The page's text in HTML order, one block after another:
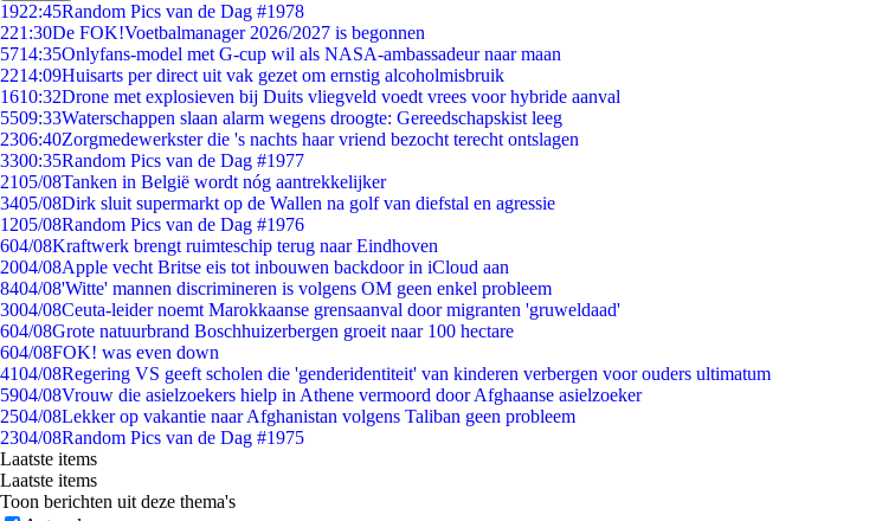
1922:45Random Pics van de Dag #1978
221:30De FOK!Voetbalmanager 2026/2027 is begonnen
5714:35Onlyfans-model met G-cup wil als NASA-ambassadeur naar maan
2214:09Huisarts per direct uit vak gezet om ernstig alcoholmisbruik
1610:32Drone met explosieven bij Duits vliegveld voedt vrees voor hybride aanval
5509:33Waterschappen slaan alarm wegens droogte: Gereedschapskist leeg
2306:40Zorgmedewerkster die 's nachts haar vriend bezocht terecht ontslagen
3300:35Random Pics van de Dag #1977
2105/08Tanken in België wordt nóg aantrekkelijker
3405/08Dirk sluit supermarkt op de Wallen na golf van diefstal en agressie
1205/08Random Pics van de Dag #1976
604/08Kraftwerk brengt ruimteschip terug naar Eindhoven
2004/08Apple vecht Britse eis tot inbouwen backdoor in iCloud aan
8404/08'Witte' mannen discrimineren is volgens OM geen enkel probleem
3004/08Ceuta-leider noemt Marokkaanse grensaanval door migranten 'gruweldaad'
604/08Grote natuurbrand Boschhuizerbergen groeit naar 100 hectare
604/08FOK! was even down
4104/08Regering VS geeft scholen die 'genderidentiteit' van kinderen verbergen voor ouders ultimatum
5904/08Vrouw die asielzoekers hielp in Athene vermoord door Afghaanse asielzoeker
2504/08Lekker op vakantie naar Afghanistan volgens Taliban geen probleem
2304/08Random Pics van de Dag #1975
Laatste items
Laatste items
Toon berichten uit deze thema's